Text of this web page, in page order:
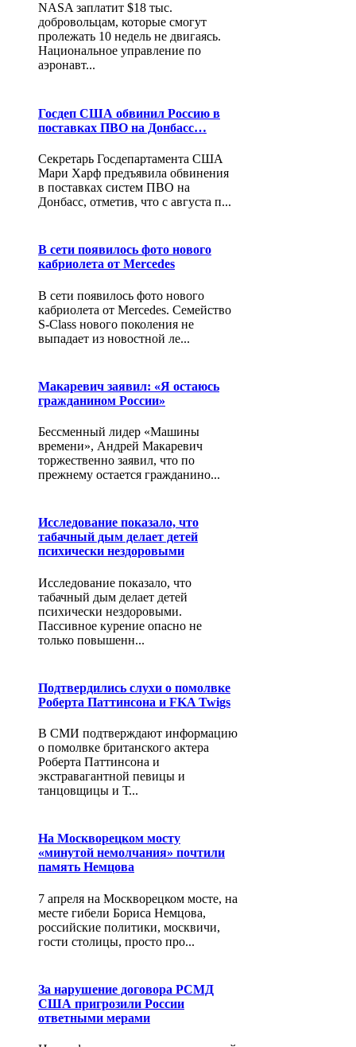
NASA заплатит $18 тыс.
добровольцам, которые смогут
пролежать 10 недель не двигаясь.
Национальное управление по
аэронавт...
Госдеп США обвинил Россию в
поставках ПВО на Донбасс…
Секретарь Госдепартамента США
Мари Харф предъявила обвинения
в поставках систем ПВО на
Донбасс, отметив, что с августа п...
В сети появилось фото нового
кабриолета от Mercedes
В сети появилось фото нового
кабриолета от Mercedes. Семейство
S-Class нового поколения не
выпадает из новостной ле...
Макаревич заявил: «Я остаюсь
гражданином России»
Бессменный лидер «Машины
времени», Андрей Макаревич
торжественно заявил, что по
прежнему остается гражданино...
Исследование показало, что
табачный дым делает детей
психически нездоровыми
Исследование показало, что
табачный дым делает детей
психически нездоровыми.
Пассивное курение опасно не
только повышенн...
Подтвердились слухи о помолвке
Роберта Паттинсона и FKA Twigs
В СМИ подтверждают информацию
о помолвке британского актера
Роберта Паттинсона и
экстравагантной певицы и
танцовщицы и Т...
На Москворецком мосту
«минутой немолчания» почтили
память Немцова
7 апреля на Москворецком мосте, на
месте гибели Бориса Немцова,
российские политики, москвичи,
гости столицы, просто про...
За нарушение договора РСМД
США пригрозили России
ответными мерами